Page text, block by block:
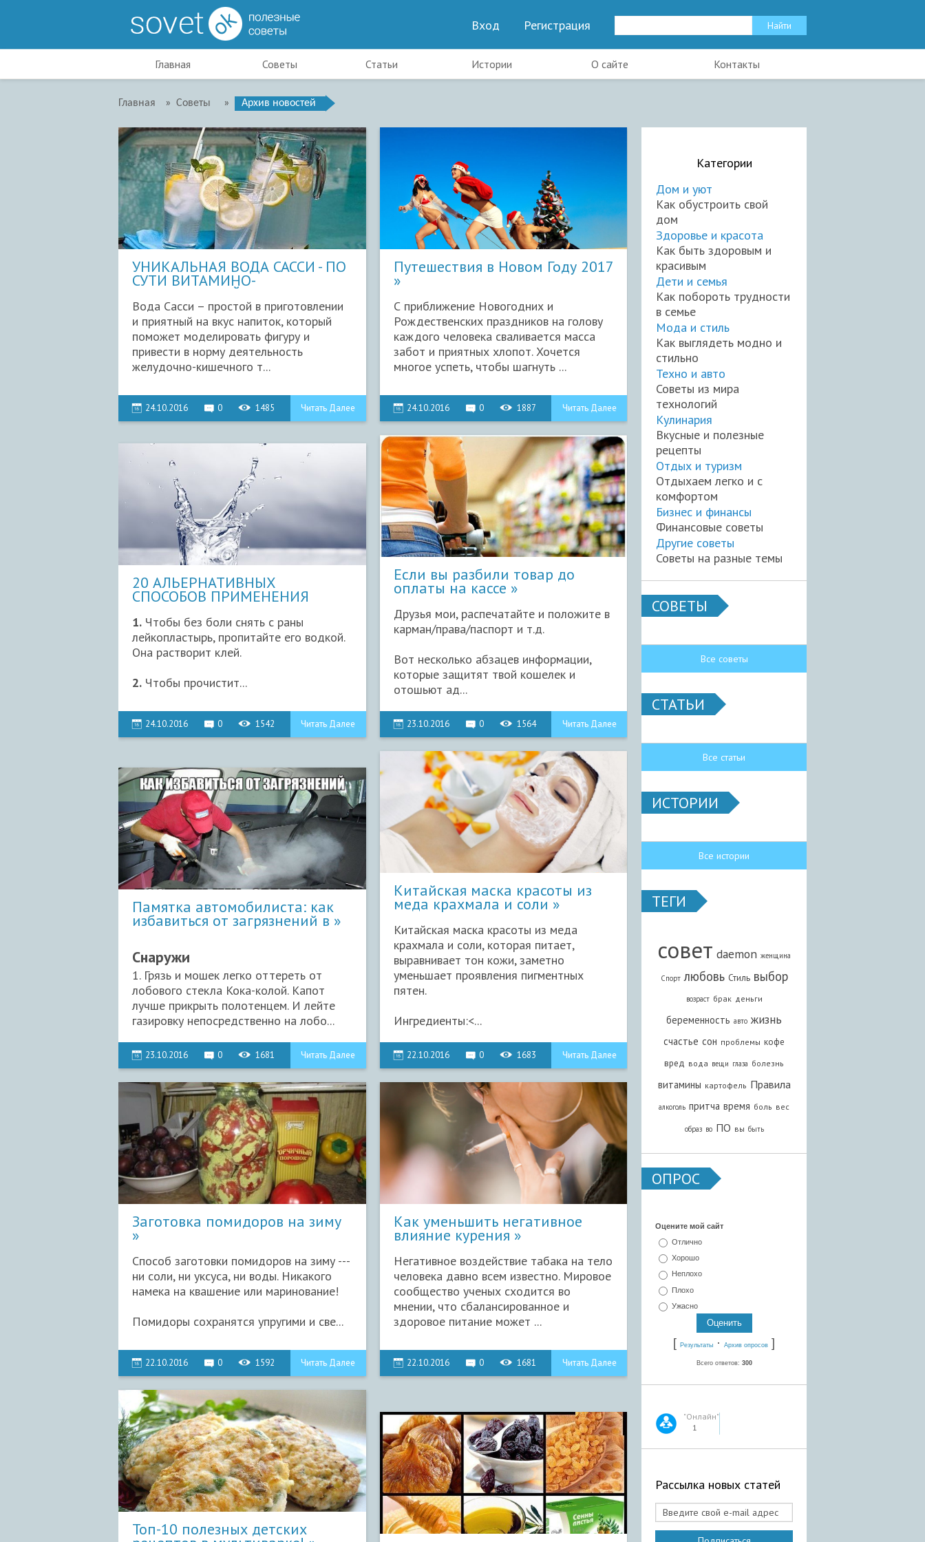
Вход Регистрация
Главная Советы Статьи Истории О сайте Контакты
Главная » Советы » Архив новостей
УНИКАЛЬНАЯ ВОДА САССИ - ПО
СУТИ ВИТАМИНО-
МИНЕРАЛЬНЫЙ К
Вода Сасси – простой в приготовлении
и приятный на вкус напиток, который
поможет моделировать фигуру и
привести в норму деятельность
желудочно-кишечного т...
24.10.2016 0 1485 Читать Далее
Путешествия в Новом Году 2017
С приближение Новогодних и
Рождественских праздников на голову
каждого человека сваливается масса
забот и приятных хлопот. Хочется
многое успеть, чтобы шагнуть ...
24.10.2016 0 1887 Читать Далее
20 АЛЬЕРНАТИВНЫХ
СПОСОБОВ ПРИМЕНЕНИЯ
1. Чтобы без боли снять с раны
лейкопластырь, пропитайте его водкой.
Она растворит клей.
2. Чтобы прочистит...
24.10.2016 0 1542 Читать Далее
​Если вы разбили товар до
оплаты на кассе
Друзья мои, распечатайте и положите в
карман/права/паспорт и т.д.
Вот несколько абзацев информации,
которые защитят твой кошелек и
отошьют ад...
23.10.2016 0 1564 Читать Далее
Памятка автомобилиста: как
избавиться от загрязнений в
Снаружи
1. Грязь и мошек легко оттереть от
лобового стекла Кока-колой. Капот
лучше прикрыть полотенцем. И лейте
газировку непосредственно на лобо...
23.10.2016 0 1681 Читать Далее
​Китайская маска красоты из
меда крахмала и соли
Китайская маска красоты из меда
крахмала и соли, которая питает,
выравнивает тон кожи, заметно
уменьшает проявления пигментных
пятен.
Ингредиенты:<...
22.10.2016 0 1683 Читать Далее
Заготовка помидоров на зиму
Способ заготовки помидоров на зиму ---
ни соли, ни уксуса, ни воды. Никакого
намека на квашение или маринование!
Помидоры сохранятся упругими и све...
22.10.2016 0 1592 Читать Далее
​Как уменьшить негативное
влияние курения
Негативное воздействие табака на тело
человека давно всем известно. Мировое
сообщество ученых сходится во
мнении, что сбалансированное и
здоровое питание может ...
22.10.2016 0 1681 Читать Далее
Топ-10 полезных детских
Категории
Дом и уют
Как обустроить свой
дом
Здоровье и красота
Как быть здоровым и
красивым
Дети и семья
Как побороть трудности
в семье
Мода и стиль
Как выглядеть модно и
стильно
Техно и авто
Советы из мира
технологий
Кулинария
Вкусные и полезные
рецепты
Отдых и туризм
Отдыхаем легко и с
комфортом
Бизнес и финансы
Финансовые советы
Другие советы
Советы на разные темы
СОВЕТЫ
Все советы
СТАТЬИ
Все статьи
ИСТОРИИ
Все истории
ТЕГИ
совет daemon женщина
Спорт любовь Стиль выбор
возраст брак деньги
беременность авто жизнь
счастье сон проблемы кофе
вред вода вещи глаза болезнь
витамины картофель Правила
алкоголь притча время боль вес
образ во ПО вы быть
ОПРОС
Оцените мой сайт
Отлично
Хорошо
Неплохо
Плохо
Ужасно
[ Результаты · Архив опросов ]
Всего ответов: 300
"Онлайн"
1
Рассылка новых статей